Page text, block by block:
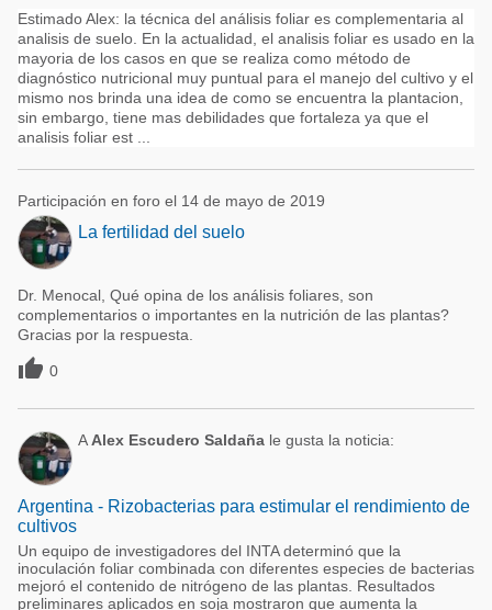
Estimado Alex: la técnica del análisis foliar es complementaria al
analisis de suelo. En la actualidad, el analisis foliar es usado en la
mayoria de los casos en que se realiza como método de
diagnóstico nutricional muy puntual para el manejo del cultivo y el
mismo nos brinda una idea de como se encuentra la plantacion,
sin embargo, tiene mas debilidades que fortaleza ya que el
analisis foliar est ...
Participación en foro el 14 de mayo de 2019
La fertilidad del suelo
Dr. Menocal, Qué opina de los análisis foliares, son
complementarios o importantes en la nutrición de las plantas?
Gracias por la respuesta.
 0
A Alex Escudero Saldaña le gusta la noticia:
Argentina - Rizobacterias para estimular el rendimiento de
cultivos
Un equipo de investigadores del INTA determinó que la
inoculación foliar combinada con diferentes especies de bacterias
mejoró el contenido de nitrógeno de las plantas. Resultados
preliminares aplicados en soja mostraron que aumenta la